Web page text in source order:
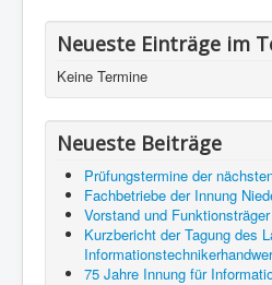
Neueste Einträge im
Keine Termine
Neueste Beiträge
Prüfungstermine der
Fachbetriebe der Innung
Vorstand und Funktionsträger
Kurzbericht der Tagung des
75 Jahre Innung für